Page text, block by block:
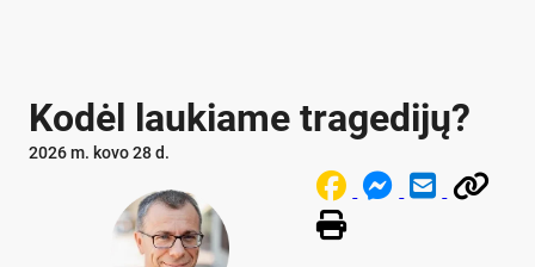
Ko­dėl lau­kia­me tragedi­jų?
2026 m. kovo 28 d.